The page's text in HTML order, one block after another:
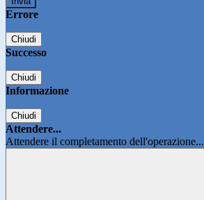
Errore
Chiudi
Successo
Chiudi
Informazione
Chiudi
Attendere...
Attendere il completamento dell'operazione...